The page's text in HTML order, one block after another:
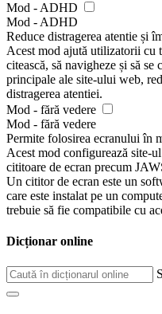
Mod - ADHD
Mod - ADHD
Reduce distragerea atentie și
Acest mod ajută utilizatorii cu
citească, să navigheze și să se
principale ale site-ului web,
distragerea atentiei.
Mod - fără vedere
Mod - fără vedere
Permite folosirea ecranului în
Acest mod configurează site-
cititoare de ecran precum
Un cititor de ecran este un
care este instalat pe un
trebuie să fie compatibile cu
Dicționar online